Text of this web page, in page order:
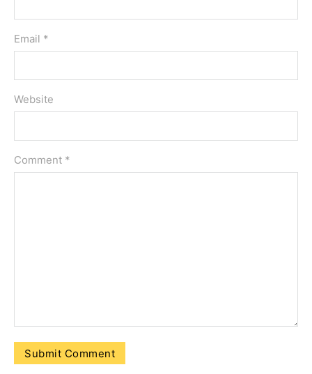
Email *
Website
Comment *